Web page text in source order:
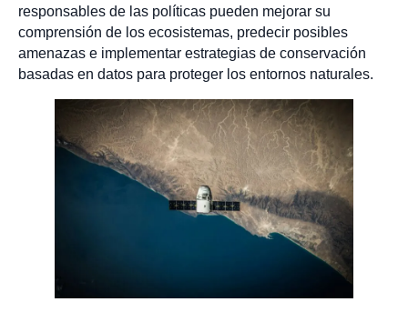
responsables de las políticas pueden mejorar su
comprensión de los ecosistemas, predecir posibles
amenazas e implementar estrategias de conservación
basadas en datos para proteger los entornos naturales.